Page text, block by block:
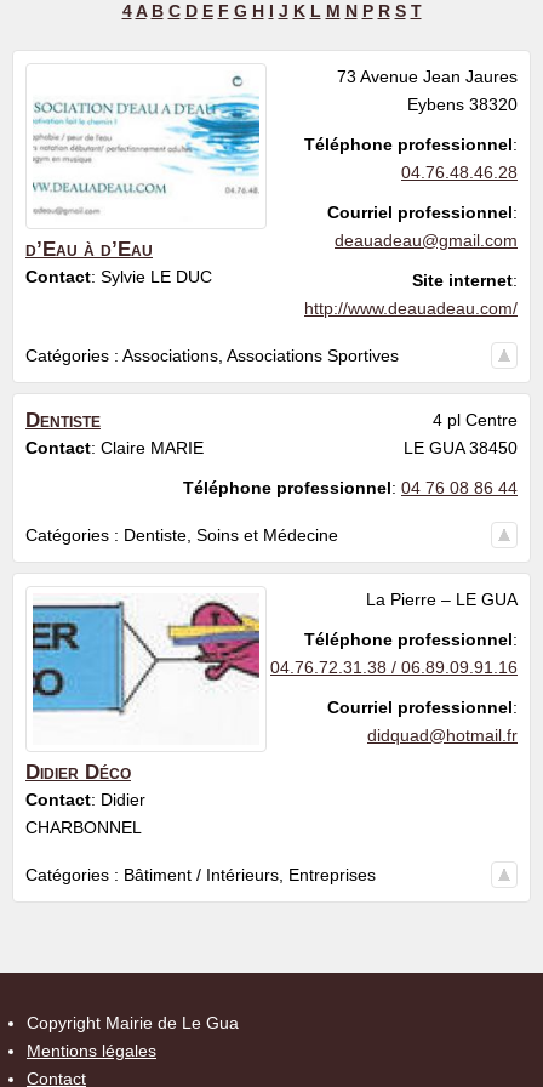
4 A B C D E F G H I J K L M N P R S T
d’Eau à d’Eau
Contact: Sylvie LE DUC
73 Avenue Jean Jaures
Eybens 38320
Téléphone professionnel:
04.76.48.46.28
Courriel professionnel:
deauadeau@gmail.com
Site internet:
http://www.deauadeau.com/
Catégories : Associations Associations Sportives
Dentiste
Contact: Claire MARIE
4 pl Centre
LE GUA 38450
Téléphone professionnel: 04 76 08 86 44
Catégories : Dentiste Soins et Médecine
Didier Déco
Contact: Didier
CHARBONNEL
La Pierre – LE GUA
Téléphone professionnel:
04.76.72.31.38 / 06.89.09.91.16
Courriel professionnel:
didquad@hotmail.fr
Catégories : Bâtiment / Intérieurs Entreprises
Copyright Mairie de Le Gua
Mentions légales
Contact